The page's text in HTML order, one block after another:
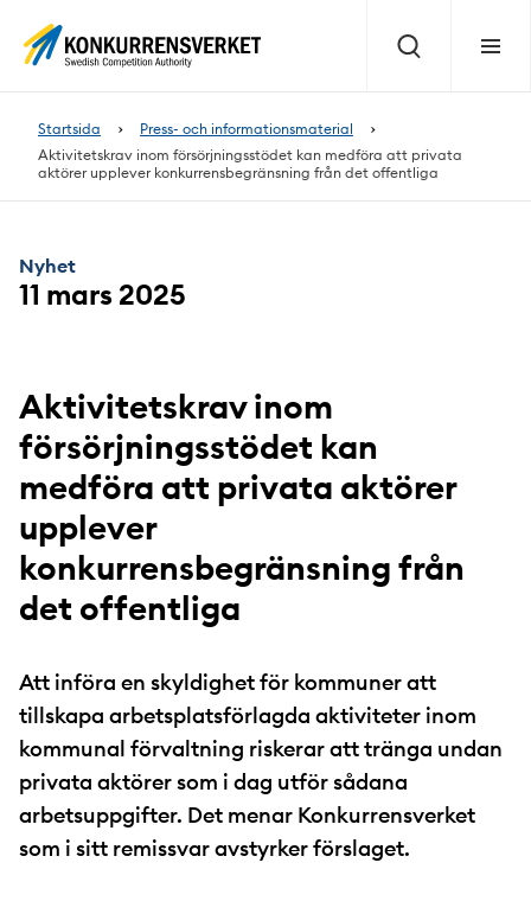
Sök Meny
Startsida
Press- och informationsmaterial
Aktivitetskrav inom försörjningsstödet kan medföra att privata
aktörer upplever konkurrensbegränsning från det offentliga
Aktivitetskrav inom
försörjningsstödet kan
medföra att privata aktörer
upplever
konkurrensbegränsning från
det offentliga
Att införa en skyldighet för kommuner att
tillskapa arbetsplatsförlagda aktiviteter inom
kommunal förvaltning riskerar att tränga undan
privata aktörer som i dag utför sådana
arbetsuppgifter. Det menar Konkurrensverket
som i sitt remissvar avstyrker förslaget.
Nyhet
11 mars 2025